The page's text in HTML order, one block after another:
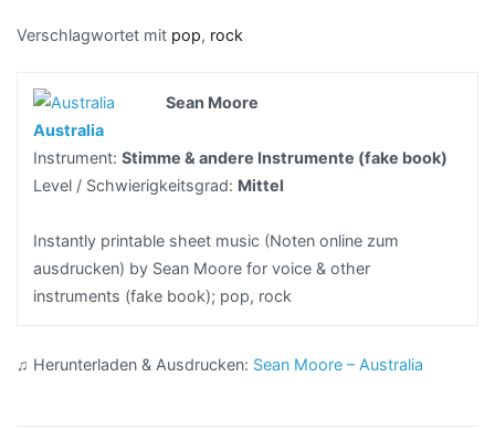
Verschlagwortet mit pop, rock
Sean Moore
Australia
Instrument:Stimme & andere Instrumente (fake book)
Level / Schwierigkeitsgrad: Mittel
Instantly printable sheet music (Noten online zum
ausdrucken) by Sean Moore for voice & other
instruments (fake book); pop, rock
♫ Herunterladen & Ausdrucken: Sean Moore – Australia